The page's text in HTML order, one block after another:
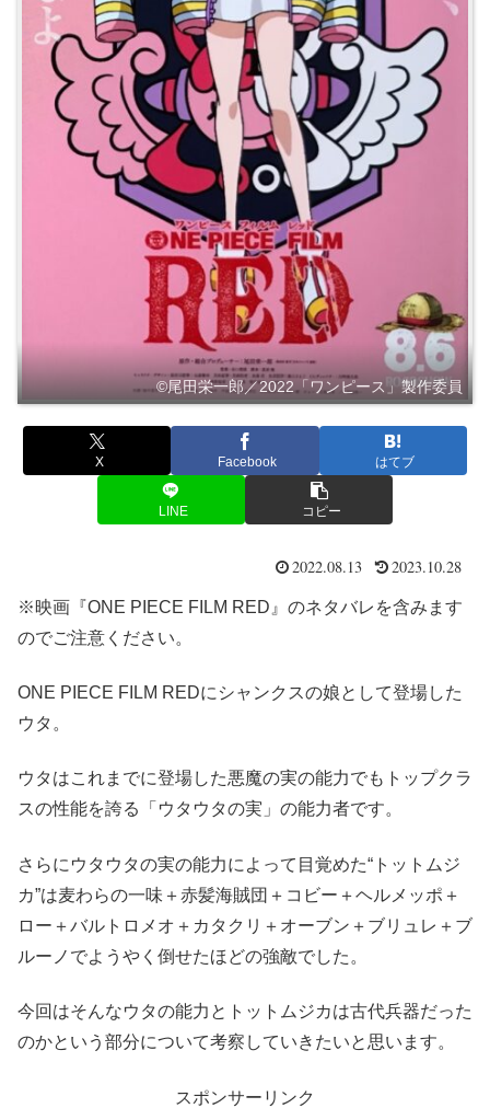
©︎尾田栄一郎／2022「ワンピース」製作委員
X Facebook はてブ
LINE コピー
2022.08.13 2023.10.28
※映画『ONE PIECE FILM RED』のネタバレを含みます
のでご注意ください。
ONE PIECE FILM REDにシャンクスの娘として登場した
ウタ。
ウタはこれまでに登場した悪魔の実の能力でもトップクラ
スの性能を誇る「ウタウタの実」の能力者です。
さらにウタウタの実の能力によって目覚めた“トットムジ
カ”は麦わらの一味＋赤髪海賊団＋コビー＋ヘルメッポ＋
ロー＋バルトロメオ＋カタクリ＋オーブン＋ブリュレ＋ブ
ルーノでようやく倒せたほどの強敵でした。
今回はそんなウタの能力とトットムジカは古代兵器だった
のかという部分について考察していきたいと思います。
スポンサーリンク